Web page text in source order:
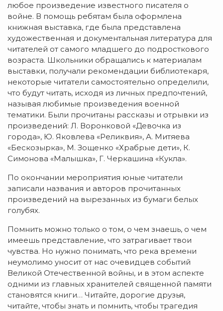
любое произведение известного писателя о
войне. В помощь ребятам была оформлена
книжная выставка, где была представлена
художественная и документальная литература для
читателей от самого млaдшего до подросткового
возраста. Школьники обращались к материалам
выставки, получали рекомендации библиотекаря,
некоторые читатели самостоятельно определили,
что будут читать, исходя из личных предпочтений,
называя любимые произведения военной
тематики. Были прочитаны рассказы и отрывки из
произведений: Л. Воронковой «Девочка из
города», Ю. Яковлeва «Реликвия», А. Митяева
«Бескозырка», М. Зощенко «Храбрые дети», К.
Симонова «Малышка», Г. Черкашина «Кукла».
По окончании мероприятия юные читатели
записали названия и авторов прочитанных
произведений на вырезанных из бумаги белых
голубях.
Помнить можно только о том, о чем знаешь, о чем
имеешь представление, что затрагивает твои
чувства. Но нужно понимать, что река времени
неумолимо уносит от нас очевидцев событий
Великой Отечественной войны, и в этом аспекте
одними из главных хранителей священной памяти
становятся книги… Читайте, дорогие друзья,
читайте, чтобы знать и помнить, чтобы трагедия